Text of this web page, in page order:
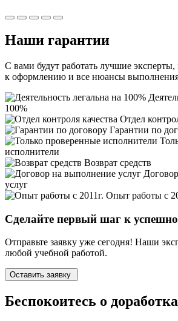
Наши гарантии
С вами будут работать лучшие
к оформлению и все нюансы
100%
Отдел
Гарантии по
исполнители
Возврат средств
услуг
Опыт работы с
Сделайте первый шаг к
Отправьте заявку уже сегодня! Наши
любой учебной работой.
Оставить заявку
Беспокоитесь о